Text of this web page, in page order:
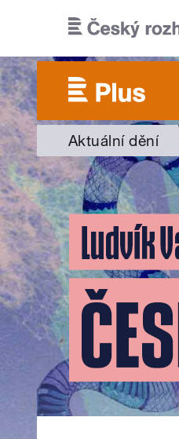
Aktuální dění